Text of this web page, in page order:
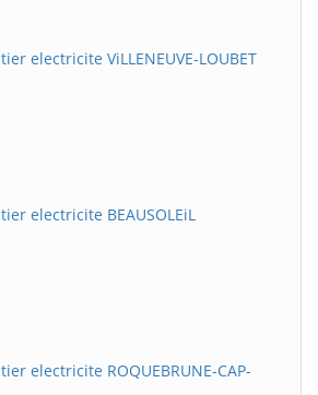
electricite ViLLENEUVE-LOUBET
electricite BEAUSOLEiL
electricite ROQUEBRUNE-CAP-